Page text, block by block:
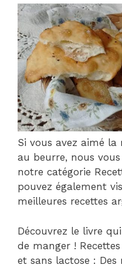
Si vous avez aimé la
au beurre, nous
notre catégorie
pouvez également
meilleures recettes
Découvrez le livre
de manger !
et sans lactose : Des